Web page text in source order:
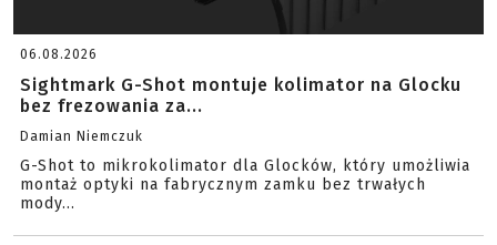
06.08.2026
Sightmark G-Shot montuje kolimator na Glocku
bez frezowania za...
Damian Niemczuk
G-Shot to mikrokolimator dla Glocków, który umożliwia
montaż optyki na fabrycznym zamku bez trwałych
mody...